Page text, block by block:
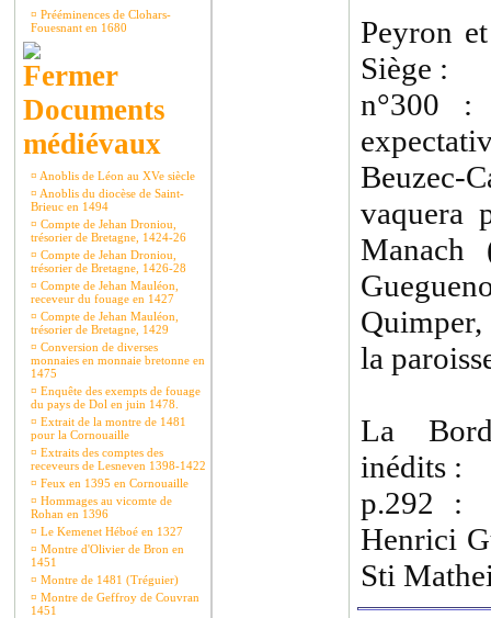
¤ Prééminences de Clohars-
Fouesnant en 1680
Documents
médiévaux
¤ Anoblis de Léon au XVe siècle
¤ Anoblis du diocèse de Saint-
Brieuc en 1494
¤ Compte de Jehan Droniou,
trésorier de Bretagne, 1424-26
¤ Compte de Jehan Droniou,
trésorier de Bretagne, 1426-28
¤ Compte de Jehan Mauléon,
receveur du fouage en 1427
¤ Compte de Jehan Mauléon,
trésorier de Bretagne, 1429
¤ Conversion de diverses
monnaies en monnaie bretonne en
1475
¤ Enquête des exempts de fouage
du pays de Dol en juin 1478.
¤ Extrait de la montre de 1481
pour la Cornouaille
¤ Extraits des comptes des
receveurs de Lesneven 1398-1422
¤ Feux en 1395 en Cornouaille
¤ Hommages au vicomte de
Rohan en 1396
¤ Le Kemenet Héboé en 1327
¤ Montre d'Olivier de Bron en
1451
¤ Montre de 1481 (Tréguier)
¤ Montre de Geffroy de Couvran
1451
Peyron
Siège :
n°300
vaquera
Quimper,
la
La
inédits :
p.292 :
Henrici
Sti